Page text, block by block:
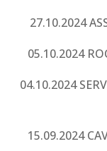
27.10.2024
05.10.2024
04.10.2024
15.09.2024